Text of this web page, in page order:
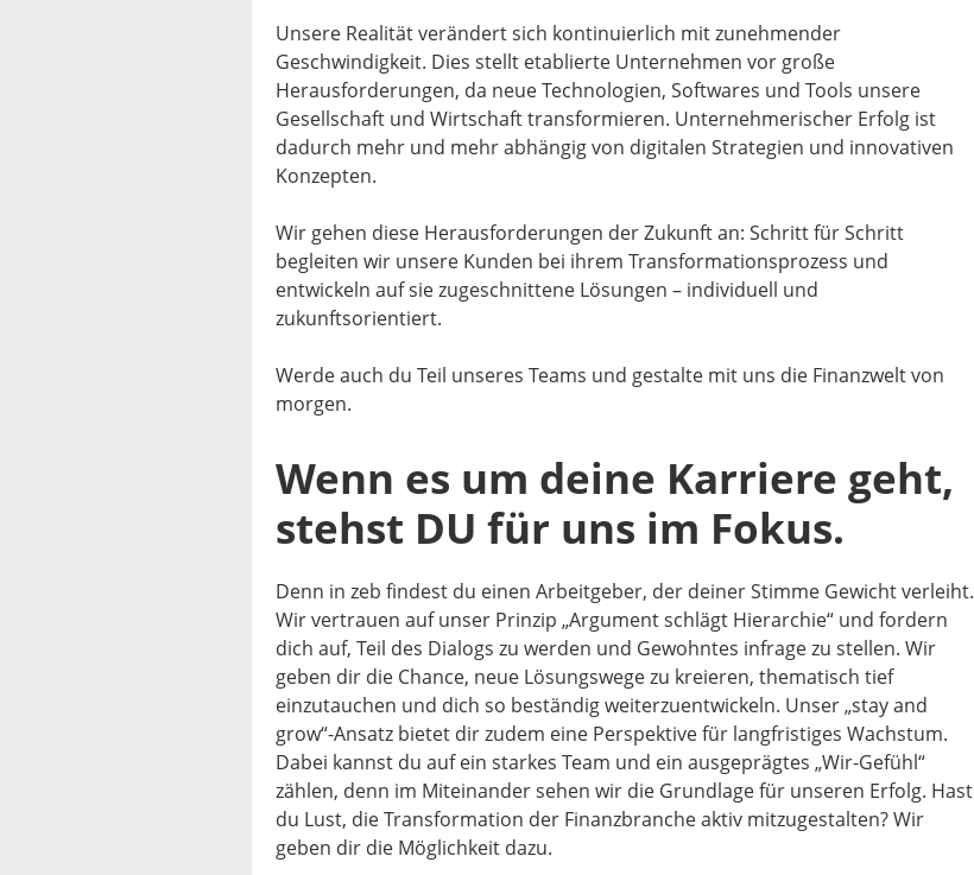
Unsere Realität verändert sich kontinuierlich mit zunehmender
Geschwindigkeit. Dies stellt etablierte Unternehmen vor große
Herausforderungen, da neue Technologien, Softwares und Tools unsere
Gesellschaft und Wirtschaft transformieren. Unternehmerischer Erfolg ist
dadurch mehr und mehr abhängig von digitalen Strategien und innovativen
Konzepten.
Wir gehen diese Herausforderungen der Zukunft an: Schritt für Schritt
begleiten wir unsere Kunden bei ihrem Transformationsprozess und
entwickeln auf sie zugeschnittene Lösungen – individuell und
zukunftsorientiert.
Werde auch du Teil unseres Teams und gestalte mit uns die Finanzwelt von
morgen.
Wenn es um deine Karriere geht,
stehst DU für uns im Fokus.
Denn in zeb findest du einen Arbeitgeber, der deiner Stimme Gewicht verleiht.
Wir vertrauen auf unser Prinzip „Argument schlägt Hierarchie“ und fordern
dich auf, Teil des Dialogs zu werden und Gewohntes infrage zu stellen. Wir
geben dir die Chance, neue Lösungswege zu kreieren, thematisch tief
einzutauchen und dich so beständig weiterzuentwickeln. Unser „stay and
grow“-Ansatz bietet dir zudem eine Perspektive für langfristiges Wachstum.
Dabei kannst du auf ein starkes Team und ein ausgeprägtes „Wir-Gefühl“
zählen, denn im Miteinander sehen wir die Grundlage für unseren Erfolg. Hast
du Lust, die Transformation der Finanzbranche aktiv mitzugestalten? Wir
geben dir die Möglichkeit dazu.